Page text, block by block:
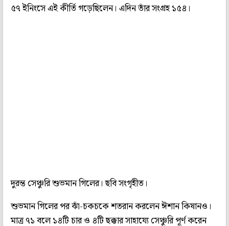
৫৭ ইনিংসে এই কীর্তি গড়েছিলেন। এদিন তাঁর সংগ্রহ ১৫৪।
দুরন্ত সেঞ্চুরি শুভমান গিলের। ছবি সংগৃহীত।
শুভমান গিলের পর ঝাঁ-চকচকে শতরান করলেন ঈশান কিষানও।
মাত্র ৭১ বলে ১৪টি চার ও ৪টি ছক্কার সাহায্যে সেঞ্চুরি পূর্ণ করেন